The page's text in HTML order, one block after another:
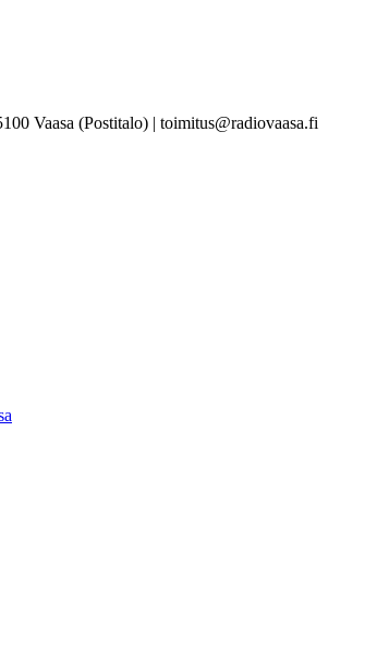
Vaasa (Postitalo) | toimitus@radiovaasa.fi